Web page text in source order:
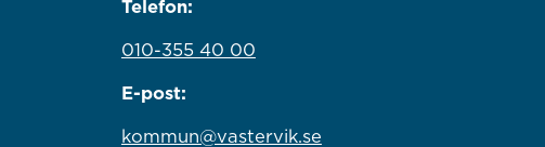
Telefon:
010-355 40 00
E-post:
kommun@vastervik.se